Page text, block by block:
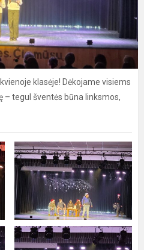
klasėje! Dėkojame visiems
– tegul šventės būna linksmos,